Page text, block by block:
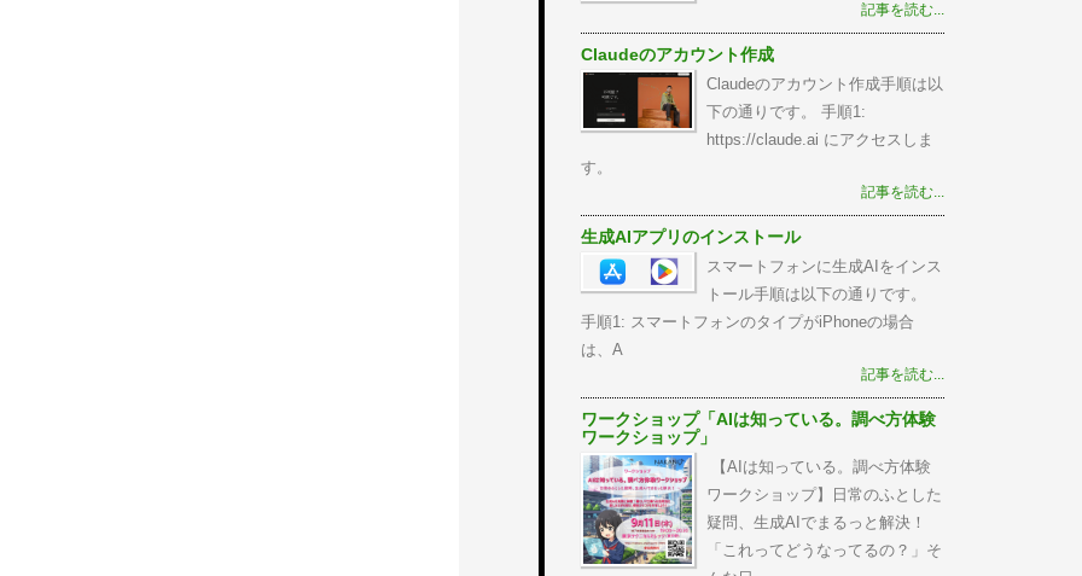
記事を読む...
Claudeのアカウント作成
Claudeのアカウント作成手順は以
下の通りです。 手順1:
https://claude.ai にアクセスしま
す。
記事を読む...
生成AIアプリのインストール
スマートフォンに生成AIをインス
トール手順は以下の通りです。
手順1: スマートフォンのタイプがiPhoneの場合
は、A
記事を読む...
ワークショップ「AIは知っている。調べ方体験
ワークショップ」
【AIは知っている。調べ方体験
ワークショップ】日常のふとした
疑問、生成AIでまるっと解決！
「これってどうなってるの？」そ